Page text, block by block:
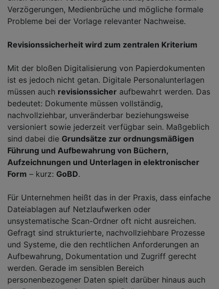
Verzögerungen, Medienbrüche und mögliche formale
Probleme bei der Vorlage relevanter Nachweise.
Revisionssicherheit wird zum zentralen Kriterium
Mit der bloßen Digitalisierung von Papierdokumenten
ist es jedoch nicht getan. Digitale Personalunterlagen
müssen auch revisionssicher aufbewahrt werden. Das
bedeutet: Dokumente müssen vollständig,
nachvollziehbar, unveränderbar beziehungsweise
versioniert sowie jederzeit verfügbar sein. Maßgeblich
sind dabei die Grundsätze zur ordnungsmäßigen
Führung und Aufbewahrung von Büchern,
Aufzeichnungen und Unterlagen in elektronischer
Form – kurz: GoBD.
Für Unternehmen heißt das in der Praxis, dass einfache
Dateiablagen auf Netzlaufwerken oder
unsystematische Scan-Ordner oft nicht ausreichen.
Gefragt sind strukturierte, nachvollziehbare Prozesse
und Systeme, die den rechtlichen Anforderungen an
Aufbewahrung, Dokumentation und Zugriff gerecht
werden. Gerade im sensiblen Bereich
personenbezogener Daten spielt darüber hinaus auch